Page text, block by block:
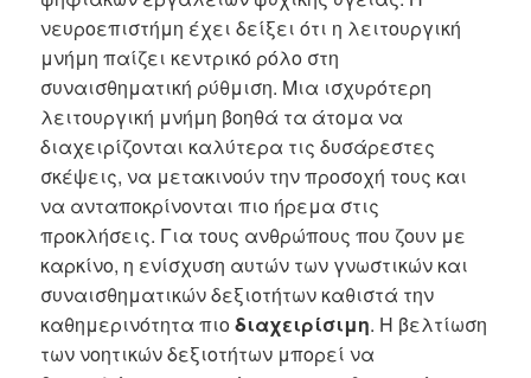
νευροεπιστήμη έχει δείξει ότι η λειτουργική
μνήμη παίζει κεντρικό ρόλο στη
συναισθηματική ρύθμιση. Μια ισχυρότερη
λειτουργική μνήμη βοηθά τα άτομα να
διαχειρίζονται καλύτερα τις δυσάρεστες
σκέψεις, να μετακινούν την προσοχή τους και
να ανταποκρίνονται πιο ήρεμα στις
προκλήσεις. Για τους ανθρώπους που ζουν με
καρκίνο, η ενίσχυση αυτών των γνωστικών και
συναισθηματικών δεξιοτήτων καθιστά την
καθημερινότητα πιοδιαχειρίσιμη. Η βελτίωση
των νοητικών δεξιοτήτων μπορεί να